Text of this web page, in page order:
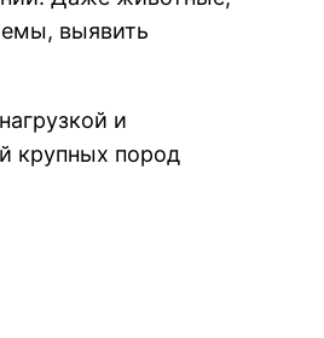
выявить
и
крупных пород